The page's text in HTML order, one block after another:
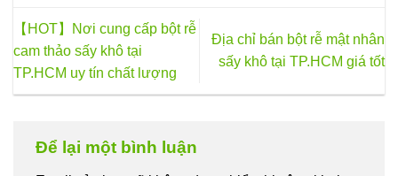
tùy
chọn
thể
【HOT】Nơi cung cấp bột rễ
cam thảo sấy khô tại
TP.HCM uy tín chất lượng
Địa chỉ bán bột rễ mật nhân
sấy khô tại TP.HCM giá tốt
Để lại một bình luận